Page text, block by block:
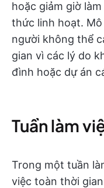
hoặc giảm giờ
thức linh hoạt.
người không thể
gian vì các lý do
đình hoặc dự án
Tuần làm
Trong một tuần
việc toàn thời